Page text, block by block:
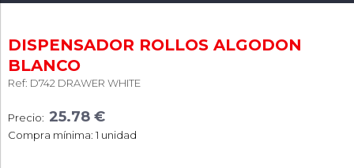
DISPENSADOR ROLLOS ALGODON
BLANCO
Ref: D742 DRAWER WHITE
Precio: 25.78 €
Compra mínima: 1 unidad